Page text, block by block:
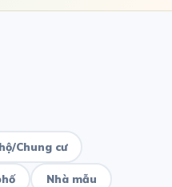
Chung cư
Nhà mẫu